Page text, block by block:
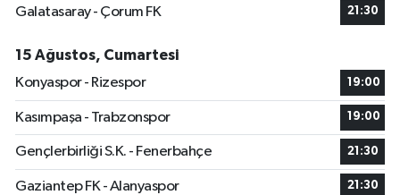
Galatasaray - Çorum FK
21:30
15 Ağustos, Cumartesi
Konyaspor - Rizespor
19:00
Kasımpaşa - Trabzonspor 19:00
Gençlerbirliği S.K. - Fenerbahçe 21:30
Gaziantep FK - Alanyaspor 21:30